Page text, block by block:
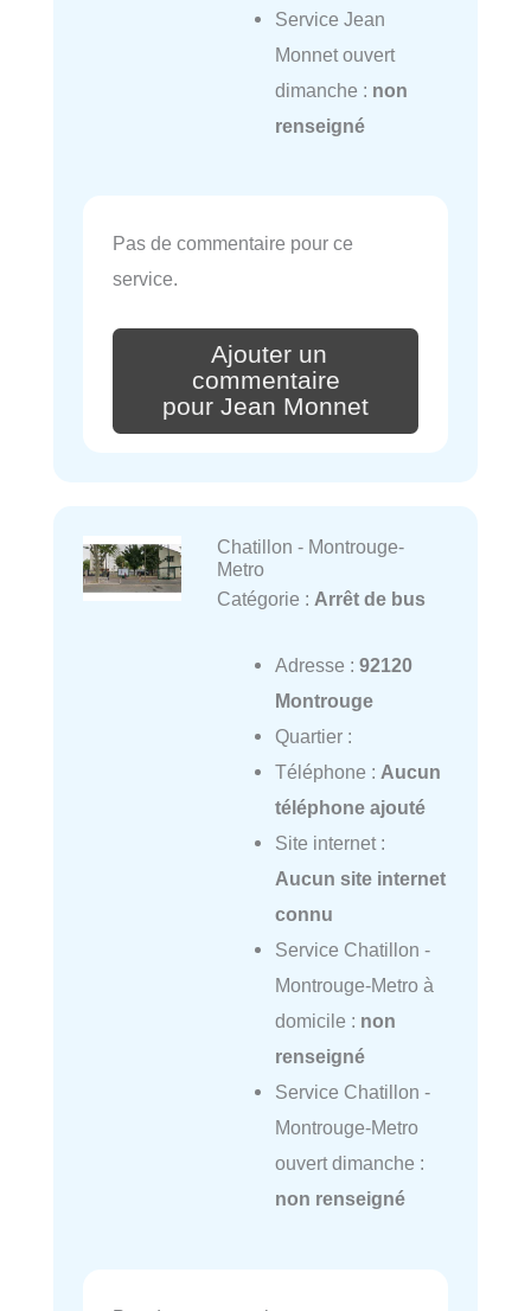
Service Jean
Monnet ouvert
dimanche : non
renseigné
Pas de commentaire pour ce
service.
Ajouter un
commentaire
pour Jean Monnet
Chatillon - Montrouge-
Metro
Catégorie : Arrêt de bus
Adresse : 92120
Montrouge
Quartier :
Téléphone : Aucun
téléphone ajouté
Site internet :
Aucun site internet
connu
Service Chatillon -
Montrouge-Metro à
domicile : non
renseigné
Service Chatillon -
Montrouge-Metro
ouvert dimanche :
non renseigné